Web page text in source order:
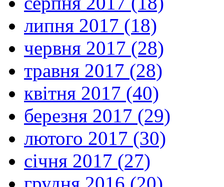
липня 2017 (18)
червня 2017 (28)
травня 2017 (28)
квітня 2017 (40)
березня 2017 (29)
лютого 2017 (30)
січня 2017 (27)